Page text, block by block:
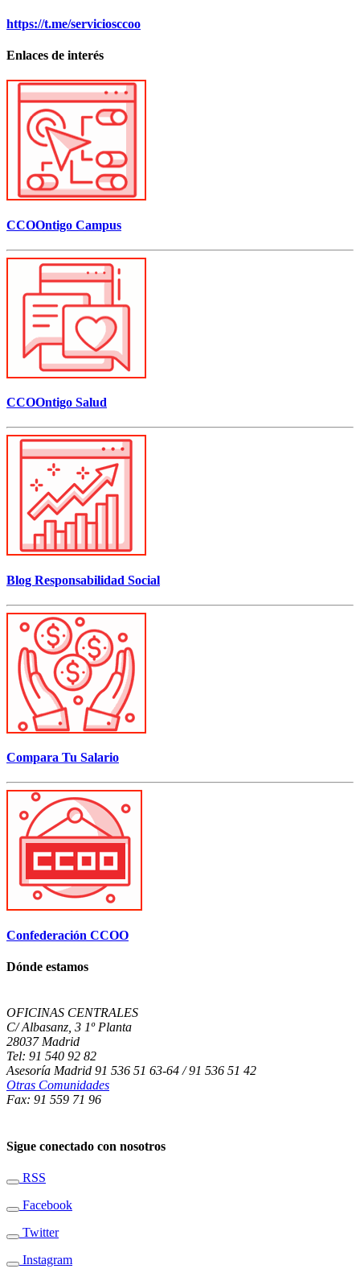
https://t.me/serviciosccoo
Enlaces de interés
CCOOntigo Campus
CCOOntigo Salud
Blog Responsabilidad Social
Compara Tu Salario
Confederación CCOO
Dónde estamos
OFICINAS CENTRALES
C/ Albasanz, 3 1º Planta
28037 Madrid
Tel: 91 540 92 82
Asesoría Madrid 91 536 51 63-64 / 91 536 51 42
Otras Comunidades
Fax: 91 559 71 96
Sigue conectado con nosotros
RSS
Facebook
Twitter
Instagram